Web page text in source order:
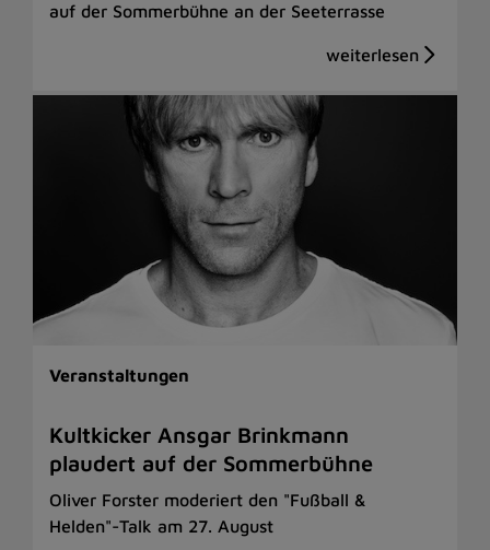
auf der Sommerbühne an der Seeterrasse
Veranstaltungen
Kultkicker Ansgar Brinkmann
plaudert auf der Sommerbühne
Oliver Forster moderiert den "Fußball &
Helden"-Talk am 27. August